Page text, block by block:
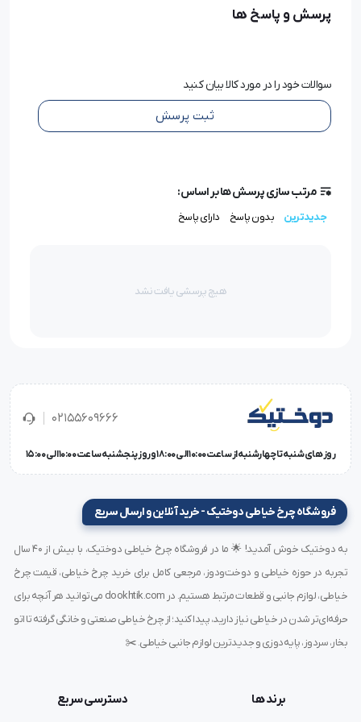
مزایای استفاده از چرخ خیاطی کابویی زوجی
این مدل به دلیل داشتن سه سوزن همزمان، امکان اجرای
دوخت‌های تزئینی و صنعتی را فراهم می‌کند. بخیه‌های
کابویی علاوه بر زیبایی، استحکام بالایی دارند و برای لباس‌های
چرخ خیاطی صنعتی کابوییزوجی به‌گونه‌ای طراحی شده که
توانایی کار مداوم و سنگین در کارگاه‌های حرفه‌ای را دارد. موتور
این دستگاه دارای ویژگی‌های تخصصی است که آن را برای
کارگاه‌های صنعتی به گزینه‌ای حرفه‌ای تبدیل کرده است:
سه سوزن همزمانبرای ایجاد بخیه‌های کابویی مقاوم و زیبا
بخیه‌های یکنواخت و محکم مناسب برای لباس‌های جین و کار
کاربرد چندمنظورهدر پوشاک، کیف، کفش و محصولات چرمی
بدنه فلزی صنعتی با استحکام بالا
طراحی ارگونومیکجهت کاهش خستگی اپراتور
صدای کم و لرزش پایینبرای محیط‌های کاری طولانی‌مدت
مناسب برایتولید انبوه و استفاده مداوم
معمولی
پرسش و پاسخ ها
سوالات خود را در مورد کالا بیان کنید
ثبت پرسش
مرتب سازی پرسش ها بر اساس:
جدیدترین بدون پاسخ دارای پاسخ
هیچ پرسشی یافت نشد
02155609666
روز های شنبه تا چهارشنبه از ساعت 10:00 الی 18:00 و روز پنجشنبه ساعت 10:00 الی 15:00
فروشگاه چرخ خیاطی دوختیک - خرید آنلاین و ارسال سریع
به دوختیک خوش آمدید! 🌟 ما در فروشگاه چرخ خیاطی دوختیک، با بیش از ۴۰ سال
تجربه در حوزه خیاطی و دوخت‌ودوز، مرجعی کامل برای خرید چرخ خیاطی، قیمت چرخ
خیاطی، لوازم جانبی و قطعات مرتبط هستیم. در dookhtik.com می‌توانید هر آنچه برای
حرفه‌ای‌تر شدن در خیاطی نیاز دارید، پیدا کنید؛ از چرخ خیاطی صنعتی و خانگی گرفته تا اتو
بخار، سردوز، پایه‌دوزی و جدیدترین لوازم جانبی خیاطی. ✂️
برند ها
دسترسی سریع